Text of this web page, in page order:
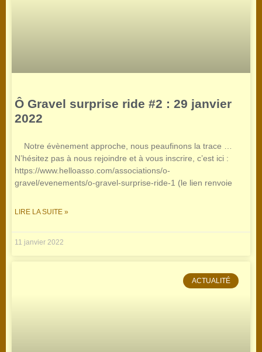
Ô Gravel surprise ride #2 : 29 janvier
2022
Notre évènement approche, nous peaufinons la trace …
N’hésitez pas à nous rejoindre et à vous inscrire, c’est ici :
https://www.helloasso.com/associations/o-
gravel/evenements/o-gravel-surprise-ride-1 (le lien renvoie
LIRE LA SUITE »
11 janvier 2022
ACTUALITÉ